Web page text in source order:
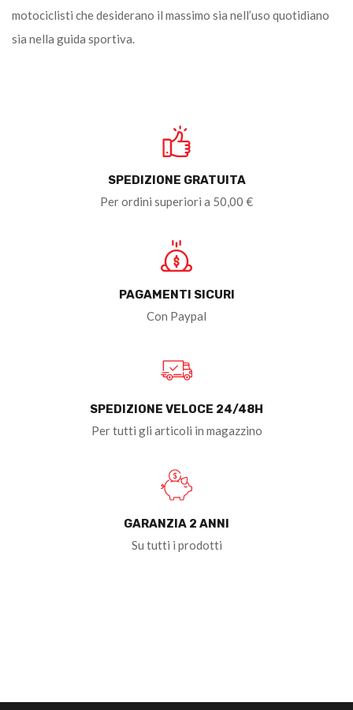
motociclisti che desiderano il massimo sia nell’uso quotidiano
sia nella guida sportiva.
SPEDIZIONE GRATUITA
Per ordini superiori a 50,00 €
PAGAMENTI SICURI
Con Paypal
SPEDIZIONE VELOCE 24/48H
Per tutti gli articoli in magazzino
GARANZIA 2 ANNI
Su tutti i prodotti